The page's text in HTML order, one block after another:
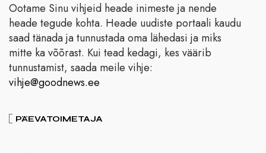
Ootame Sinu vihjeid heade inimeste ja nende
heade tegude kohta. Heade uudiste portaali kaudu
saad tänada ja tunnustada oma lähedasi ja miks
mitte ka võõrast. Kui tead kedagi, kes väärib
tunnustamist, saada meile vihje:
vihje@goodnews.ee
PÄEVATOIMETAJA